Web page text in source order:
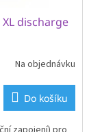
discharge
Na objednávku
Do košíku